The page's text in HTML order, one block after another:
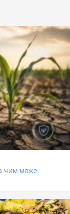
чим може